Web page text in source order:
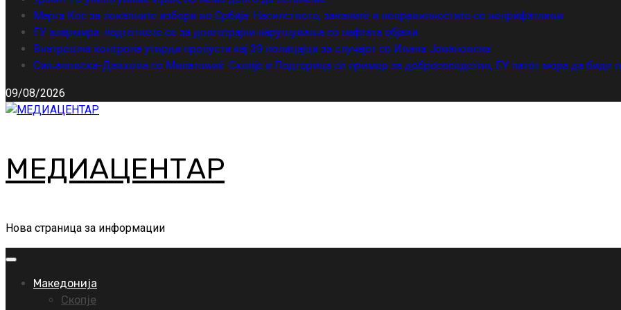
Марта Кос за локалните избори во Србија: Насилството, заканите и неправилностите се неприфатливи
ЕУ алармира: подгответе се за долготрајни нарушувања со нафтата објави
Внатрешна контрола утврди пропусти кај 39 полицајци за случајот со Ивана Јовановска
Сиљановска-Давкова со Милатовиќ: Скопје и Подгорица се пример за добрососедство, ЕУ патот мора да биде
09/08/2026
МЕДИАЦЕНТАР
Нова страница за информации
Primary
Македонија
Скопје